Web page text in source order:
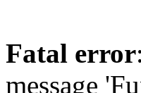
Fatal error
message